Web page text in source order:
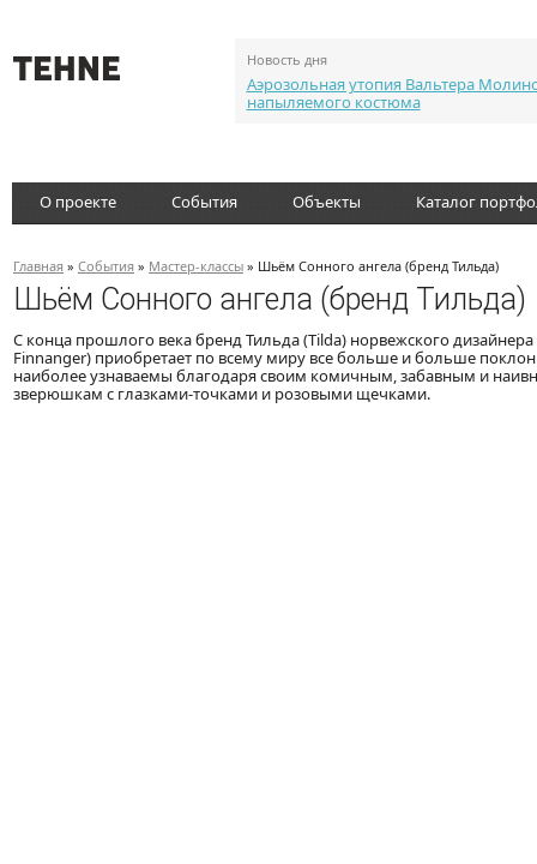
Новость дня
Аэрозольная утопия Вальтера
напыляемого костюма
О проекте События Объекты Каталог
Главная » События » Мастер-классы » Шьём Сонного ангела (бренд Тильда)
Шьём Сонного ангела (бренд Тильда)
С конца прошлого века бренд Тильда (Tilda) норвежского
Finnanger) приобретает по всему миру все больше и больше
наиболее узнаваемы благодаря своим комичным, забавным и
зверюшкам с глазками-точками и розовыми щечками.